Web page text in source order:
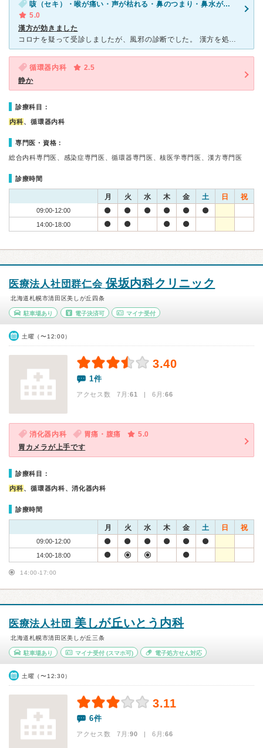
咳（セキ）・喉が痛い・声が枯れる・鼻のつまり・鼻水が出る・痰・くしゃみ
5.0
漢方が効きました
コロナを疑って受診しましたが、風邪の診断でした。 漢方を処方され、半信半疑でしたが、とてもよく効き、すぐに回復。仕事にも復帰できました。 コロナの時期でしたので、咳やくしゃみが残ってしまうと仕事に
循環器内科
2.5
静か
診療科目：
内科、循環器内科
専門医・資格：
総合内科専門医、感染症専門医、循環器専門医、核医学専門医、漢方専門医
診療時間
月 火 水 木 金 土 日 祝
09:00-12:00
14:00-18:00
医療法人社団群仁会保坂内科クリニック
北海道札幌市清田区美しが丘四条
駐車場あり 電子決済可 マイナ受付
土曜（〜12:00）
3.40
1件
アクセス数 7月:61 | 6月:66
消化器内科 胃痛・腹痛
5.0
胃カメラが上手です
診療科目：
内科、循環器内科、消化器内科
診療時間
月 火 水 木 金 土 日 祝
09:00-12:00
14:00-18:00
14:00-17:00
医療法人社団 美しが丘いとう内科
北海道札幌市清田区美しが丘三条
駐車場あり マイナ受付(スマホ可) 電子処方せん対応
土曜（〜12:30）
3.11
6件
アクセス数 7月:90 | 6月:66